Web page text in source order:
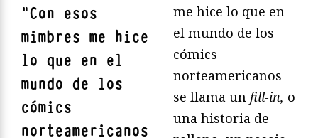
"Con esos
mimbres me hice
lo que en el
mundo de los
cómics
norteamericanos
me hice lo que en
el mundo de los
cómics
norteamericanos
se llama un fill-in, o
una historia de